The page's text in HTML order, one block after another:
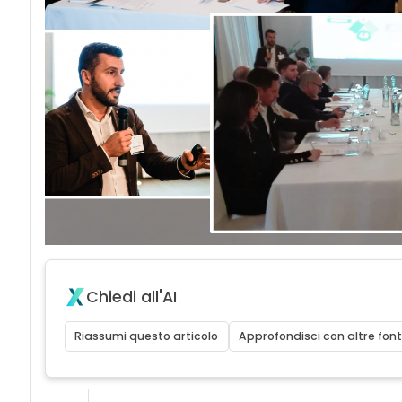
Chiedi all'AI
Riassumi questo articolo Approfondisci con altre